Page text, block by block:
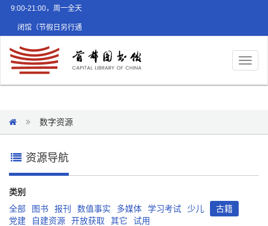
9:00-21:00，周一全天
闭馆（节假日另行通
数字资源
资源导航
类别
全部
图书 报刊 数值事实 多媒体 学习考试 少儿
古籍
党建
自建资源 开放获取 其它 试用